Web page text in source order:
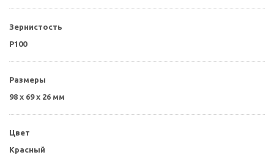
Зернистость
P100
Размеры
98 x 69 x 26 мм
Цвет
Красный